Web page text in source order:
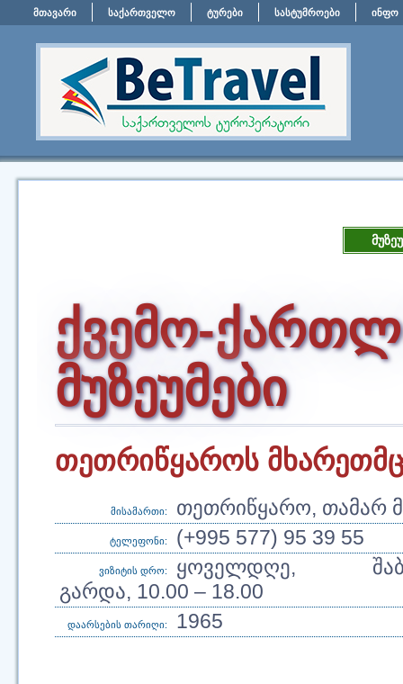
მთავარი საქართველო ტურები სასტუმროები ინფო
ქვემო-
მუზეუმები
თეთრიწყაროს
მისამართი: თეთრიწყარო, თამარ
ტელეფონი: (+995 577) 95 39 55
ვიზიტის დრო:
ყოველდღე,
გარდა, 10.00 – 18.00
დაარსების თარიღი: 1965